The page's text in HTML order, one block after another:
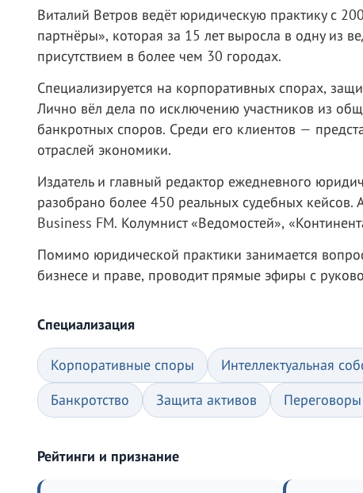
Виталий Ветров ведёт юридическую практику с
партнёры», которая за 15 лет выросла в одну из
присутствием в более чем 30 городах.
Специализируется на корпоративных спорах,
Лично вёл дела по исключению участников из
банкротных споров. Среди его клиентов —
отраслей экономики.
Издатель и главный редактор ежедневного
разобрано более 450 реальных судебных кейсов.
Business FM. Колумнист «Ведомостей»,
Помимо юридической практики занимается
бизнесе и праве, проводит прямые эфиры с
Специализация
Корпоративные споры Интеллектуальная
Банкротство
Защита активов Переговоры
Рейтинги и признание